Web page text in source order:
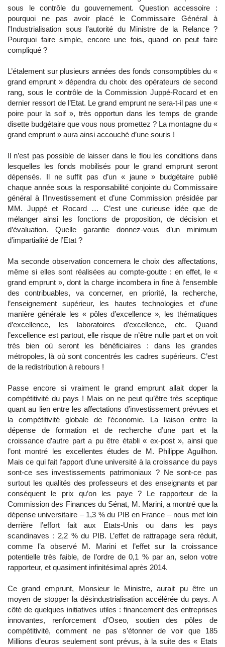
sous le contrôle du gouvernement. Question accessoire :
pourquoi ne pas avoir placé le Commissaire Général à
l’Industrialisation sous l’autorité du Ministre de la Relance ?
Pourquoi faire simple, encore une fois, quand on peut faire
compliqué ?
L’étalement sur plusieurs années des fonds consomptibles du «
grand emprunt » dépendra du choix des opérateurs de second
rang, sous le contrôle de la Commission Juppé-Rocard et en
dernier ressort de l’Etat. Le grand emprunt ne sera-t-il pas une «
poire pour la soif », très opportun dans les temps de grande
disette budgétaire que vous nous promettez ? La montagne du «
grand emprunt » aura ainsi accouché d’une souris !
Il n’est pas possible de laisser dans le flou les conditions dans
lesquelles les fonds mobilisés pour le grand emprunt seront
dépensés. Il ne suffit pas d’un « jaune » budgétaire publié
chaque année sous la responsabilité conjointe du Commissaire
général à l’Investissement et d’une Commission présidée par
MM. Juppé et Rocard … C’est une curieuse idée que de
mélanger ainsi les fonctions de proposition, de décision et
d’évaluation. Quelle garantie donnez-vous d’un minimum
d’impartialité de l’Etat ?
Ma seconde observation concernera le choix des affectations,
même si elles sont réalisées au compte-goutte : en effet, le «
grand emprunt », dont la charge incombera in fine à l’ensemble
des contribuables, va concerner, en priorité, la recherche,
l’enseignement supérieur, les hautes technologies et d’une
manière générale les « pôles d’excellence », les thématiques
d’excellence, les laboratoires d’excellence, etc. Quand
l’excellence est partout, elle risque de n’être nulle part et on voit
très bien où seront les bénéficiaires : dans les grandes
métropoles, là où sont concentrés les cadres supérieurs. C’est
de la redistribution à rebours !
Passe encore si vraiment le grand emprunt allait doper la
compétitivité du pays ! Mais on ne peut qu’être très sceptique
quant au lien entre les affectations d’investissement prévues et
la compétitivité globale de l’économie. La liaison entre la
dépense de formation et de recherche d’une part et la
croissance d’autre part a pu être établi « ex-post », ainsi que
l’ont montré les excellentes études de M. Philippe Aguilhon.
Mais ce qui fait l’apport d’une université à la croissance du pays
sont-ce ses investissements patrimoniaux ? Ne sont-ce pas
surtout les qualités des professeurs et des enseignants et par
conséquent le prix qu’on les paye ? Le rapporteur de la
Commission des Finances du Sénat, M. Marini, a montré que la
dépense universitaire – 1,3 % du PIB en France – nous met loin
derrière l’effort fait aux Etats-Unis ou dans les pays
scandinaves : 2,2 % du PIB. L’effet de rattrapage sera réduit,
comme l’a observé M. Marini et l’effet sur la croissance
potentielle très faible, de l’ordre de 0,1 % par an, selon votre
rapporteur, et quasiment infinitésimal après 2014.
Ce grand emprunt, Monsieur le Ministre, aurait pu être un
moyen de stopper la désindustrialisation accélérée du pays. A
côté de quelques initiatives utiles : financement des entreprises
innovantes, renforcement d’Oseo, soutien des pôles de
compétitivité, comment ne pas s’étonner de voir que 185
Millions d’euros seulement sont prévus, à la suite des « Etats